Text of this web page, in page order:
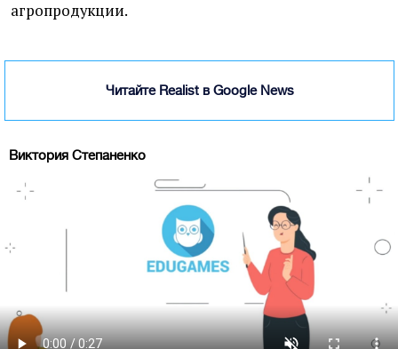
агропродукции.
Читайте Realist в Google News
Виктория Степаненко